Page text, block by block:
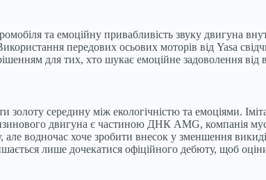
та емоційну привабливість звуку двигуна
передових осьових моторів від Yasa
для тих, хто шукає емоційне задоволення від
золоту середину між екологічністю та емоціями.
двигуна є частиною ДНК AMG, компанія
водночас хоче зробити внесок у зменшення
лише дочекатися офіційного дебюту, щоб